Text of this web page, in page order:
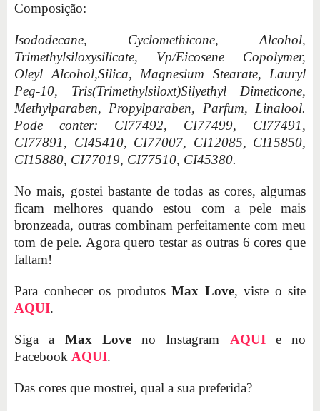
Composição:
Isododecane, Cyclomethicone, Alcohol,
Trimethylsiloxysilicate, Vp/Eicosene Copolymer,
Oleyl Alcohol,Silica, Magnesium Stearate, Lauryl
Peg-10, Tris(Trimethylsiloxt)Silyethyl Dimeticone,
Methylparaben, Propylparaben, Parfum, Linalool.
Pode conter: CI77492, CI77499, CI77491,
CI77891, CI45410, CI77007, CI12085, CI15850,
CI15880, CI77019, CI77510, CI45380.
No mais, gostei bastante de todas as cores, algumas
ficam melhores quando estou com a pele mais
bronzeada, outras combinam perfeitamente com meu
tom de pele. Agora quero testar as outras 6 cores que
faltam!
Para conhecer os produtos Max Love, viste o site
AQUI.
Siga a Max Loveno Instagram AQUIe no
Facebook AQUI.
Das cores que mostrei, qual a sua preferida?